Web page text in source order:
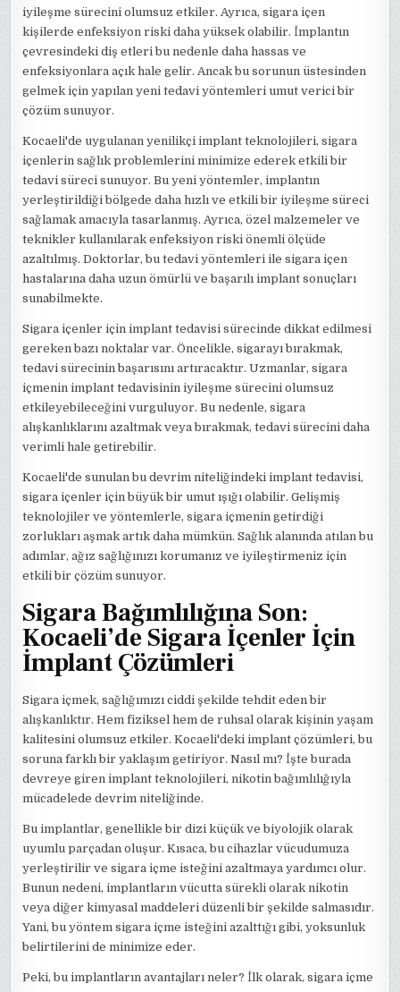
iyileşme sürecini olumsuz etkiler. Ayrıca, sigara içen
kişilerde enfeksiyon riski daha yüksek olabilir. İmplantın
çevresindeki diş etleri bu nedenle daha hassas ve
enfeksiyonlara açık hale gelir. Ancak bu sorunun üstesinden
gelmek için yapılan yeni tedavi yöntemleri umut verici bir
çözüm sunuyor.
Kocaeli'de uygulanan yenilikçi implant teknolojileri, sigara
içenlerin sağlık problemlerini minimize ederek etkili bir
tedavi süreci sunuyor. Bu yeni yöntemler, implantın
yerleştirildiği bölgede daha hızlı ve etkili bir iyileşme süreci
sağlamak amacıyla tasarlanmış. Ayrıca, özel malzemeler ve
teknikler kullanılarak enfeksiyon riski önemli ölçüde
azaltılmış. Doktorlar, bu tedavi yöntemleri ile sigara içen
hastalarına daha uzun ömürlü ve başarılı implant sonuçları
sunabilmekte.
Sigara içenler için implant tedavisi sürecinde dikkat edilmesi
gereken bazı noktalar var. Öncelikle, sigarayı bırakmak,
tedavi sürecinin başarısını artıracaktır. Uzmanlar, sigara
içmenin implant tedavisinin iyileşme sürecini olumsuz
etkileyebileceğini vurguluyor. Bu nedenle, sigara
alışkanlıklarını azaltmak veya bırakmak, tedavi sürecini daha
verimli hale getirebilir.
Kocaeli'de sunulan bu devrim niteliğindeki implant tedavisi,
sigara içenler için büyük bir umut ışığı olabilir. Gelişmiş
teknolojiler ve yöntemlerle, sigara içmenin getirdiği
zorlukları aşmak artık daha mümkün. Sağlık alanında atılan bu
adımlar, ağız sağlığınızı korumanız ve iyileştirmeniz için
etkili bir çözüm sunuyor.
Sigara Bağımlılığına Son:
Kocaeli’de Sigara İçenler İçin
İmplant Çözümleri
Sigara içmek, sağlığımızı ciddi şekilde tehdit eden bir
alışkanlıktır. Hem fiziksel hem de ruhsal olarak kişinin yaşam
kalitesini olumsuz etkiler. Kocaeli'deki implant çözümleri, bu
soruna farklı bir yaklaşım getiriyor. Nasıl mı? İşte burada
devreye giren implant teknolojileri, nikotin bağımlılığıyla
mücadelede devrim niteliğinde.
Bu implantlar, genellikle bir dizi küçük ve biyolojik olarak
uyumlu parçadan oluşur. Kısaca, bu cihazlar vücudumuza
yerleştirilir ve sigara içme isteğini azaltmaya yardımcı olur.
Bunun nedeni, implantların vücutta sürekli olarak nikotin
veya diğer kimyasal maddeleri düzenli bir şekilde salmasıdır.
Yani, bu yöntem sigara içme isteğini azalttığı gibi, yoksunluk
belirtilerini de minimize eder.
Peki, bu implantların avantajları neler? İlk olarak, sigara içme